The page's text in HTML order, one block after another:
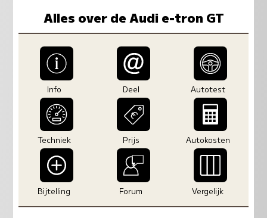
Alles over de Audi e-tron GT
Info Deel Autotest
Techniek Prijs Autokosten
Bijtelling Forum Vergelijk